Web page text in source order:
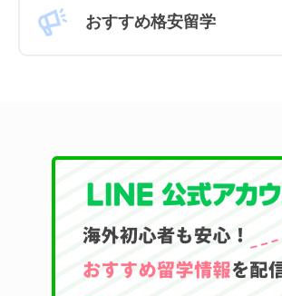
おすすめ格安留学